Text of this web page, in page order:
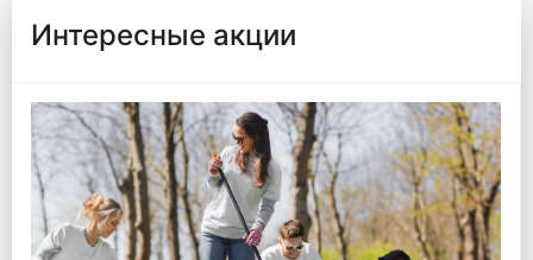
Интересные акции